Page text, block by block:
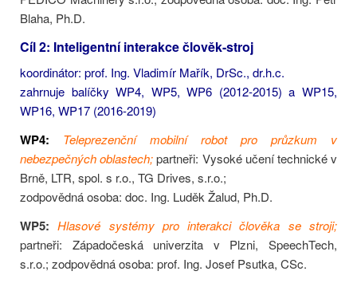
Blaha, Ph.D.
Cíl 2: Inteligentní interakce člověk-stroj
koordinátor: prof. Ing. Vladimír Mařík, DrSc., dr.h.c.
zahrnuje balíčky WP4, WP5, WP6 (2012-2015) a WP15,
WP16, WP17 (2016-2019)
WP4:
Teleprezenční mobilní robot pro průzkum v
nebezpečných oblastech;partneři: Vysoké učení technické v
Brně, LTR, spol. s r.o., TG Drives, s.r.o.;
zodpovědná osoba: doc. Ing. Luděk Žalud, Ph.D.
WP5: Hlasové systémy pro interakci člověka se stroji;
partneři: Západočeská univerzita v Plzni, SpeechTech,
s.r.o.; zodpovědná osoba: prof. Ing. Josef Psutka, CSc.